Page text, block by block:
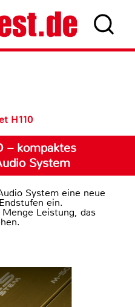
H110
– kompaktes
System
System eine neue
ein.
Leistung, das